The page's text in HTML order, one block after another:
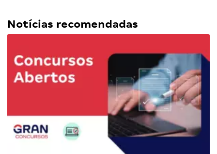
Notícias recomendadas